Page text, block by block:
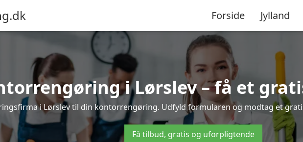
Forside Jylland
i Lørslev – få et
i Lørslev til din kontorrengøring. Udfyld formularen og modtag et
Få tilbud, gratis og uforpligtende